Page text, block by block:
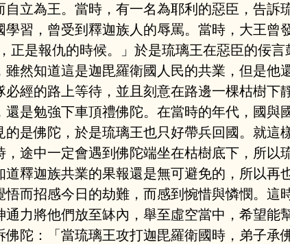
立為王。當時，有一名為耶利的惡臣，告訴
習，曾受到釋迦族人的辱罵。當時，大王曾
正是報仇的時候。」於是琉璃王在惡臣的佞
然知道這是迦毘羅衛國人民的共業，但是他
經的路上等待，並且刻意在路邊一棵枯樹下
是勉強下車頂禮佛陀。在當時的年代，國與
是佛陀，於是琉璃王也只好帶兵回國。就這
途中一定會遇到佛陀端坐在枯樹底下，所以
釋迦族共業的果報還是無可避免的，所以再
而招感今日的劫難，而感到惋惜與憐憫。這
力將他們放至缽內，舉至虛空當中，希望能
陀：「當琉璃王攻打迦毘羅衛國時，弟子承